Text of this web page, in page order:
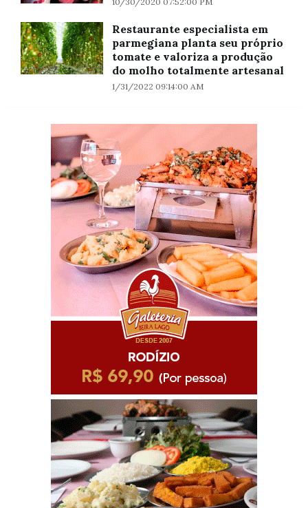
Restaurante especialista em
parmegiana planta seu próprio
tomate e valoriza a produção
do molho totalmente artesanal
1/31/2022 09:14:00 AM